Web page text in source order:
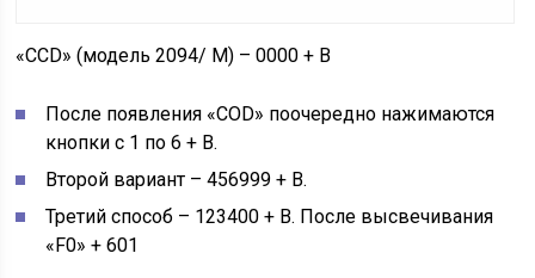
«CCD» (модель 2094/ M) – 0000 + В
После появления «COD» поочередно нажимаются
кнопки с 1 по 6 + В.
Второй вариант – 456999 + В.
Третий способ – 123400 + В. После высвечивания
«F0» + 601